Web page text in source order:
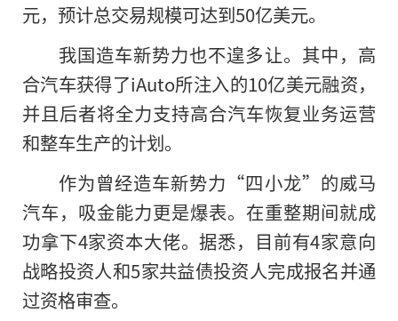
元，预计总交易规模可达到50亿美元。
我国造车新势力也不遑多让。其中，高
合汽车获得了iAuto所注入的10亿美元融资，
并且后者将全力支持高合汽车恢复业务运营
和整车生产的计划。
作为曾经造车新势力“四小龙”的威马
汽车，吸金能力更是爆表。在重整期间就成
功拿下4家资本大佬。据悉，目前有4家意向
战略投资人和5家共益债投资人完成报名并通
过资格审查。